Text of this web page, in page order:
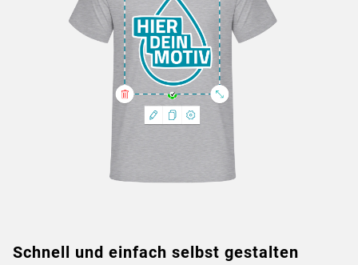
Schnell und einfach selbst gestalten